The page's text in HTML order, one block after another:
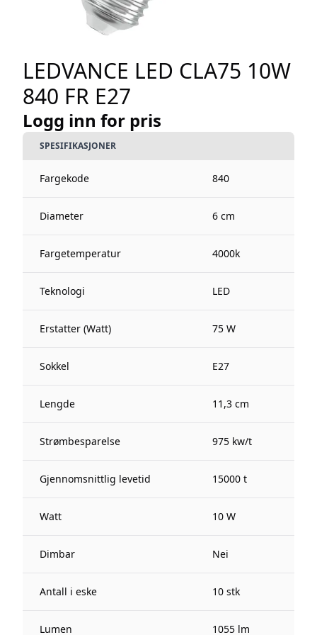
LEDVANCE LED CLA75 10W
840 FR E27
Logg inn for pris
SPESIFIKASJONER
Fargekode 840
Diameter 6 cm
Fargetemperatur 4000k
Teknologi LED
Erstatter (Watt) 75 W
Sokkel E27
Lengde 11,3 cm
Strømbesparelse 975 kw/t
Gjennomsnittlig levetid 15000 t
Watt 10 W
Dimbar Nei
Antall i eske 10 stk
Lumen 1055 lm